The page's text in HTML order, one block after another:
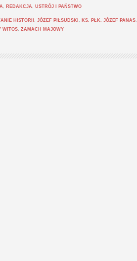
, REDAKCJA , USTRÓJ I PAŃSTWO
HISTORII , JÓZEF PIŁSUDSKI , KS. PŁK. JÓZEF PANAS,
WITOS, ZAMACH MAJOWY